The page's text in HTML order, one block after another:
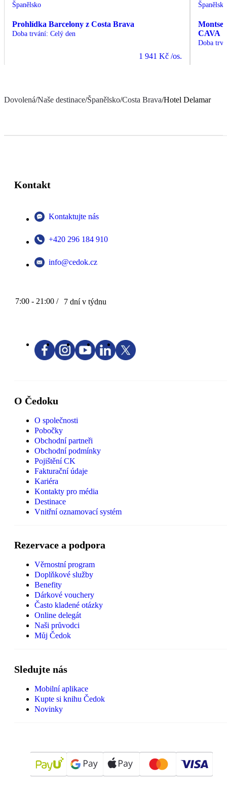
Španělsko
Prohlídka Barcelony z Costa Brava
Doba trvání: Celý den
1 941 Kč /os.
Španělsko
CAVA
Doba
Dovolená/Naše destinace/Španělsko/Costa Brava/Hotel Delamar
Kontakt
Kontaktujte nás
+420 296 184 910
info@cedok.cz
7:00 - 21:00 / 7 dní v týdnu
O Čedoku
O společnosti
Pobočky
Obchodní partneři
Obchodní podmínky
Pojištění CK
Fakturační údaje
Kariéra
Kontakty pro média
Destinace
Vnitřní oznamovací systém
Rezervace a podpora
Věrnostní program
Doplňkové služby
Benefity
Dárkové vouchery
Často kladené otázky
Online delegát
Naši průvodci
Můj Čedok
Sledujte nás
Mobilní aplikace
Kupte si knihu Čedok
Novinky